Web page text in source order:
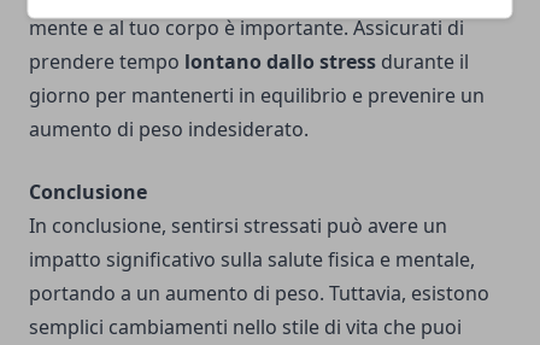
mente e al tuo corpo è importante. Assicurati di
prendere tempo lontano dallo stress durante il
giorno per mantenerti in equilibrio e prevenire un
aumento di peso indesiderato.
Conclusione
In conclusione, sentirsi stressati può avere un
impatto significativo sulla salute fisica e mentale,
portando a un aumento di peso. Tuttavia, esistono
semplici cambiamenti nello stile di vita che puoi